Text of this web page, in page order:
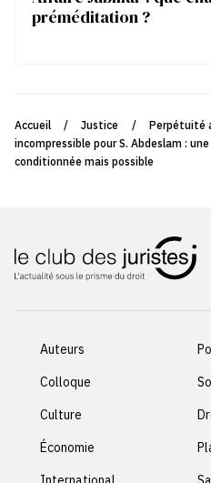
préméditation ?
Accueil / Justice /
Perpétuité
incompressible pour S. Abdeslam :
conditionnée mais possible
Auteurs
Colloque
Culture
Économie